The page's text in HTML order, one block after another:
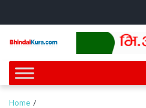
Bhindai
News and entertainment.
Home